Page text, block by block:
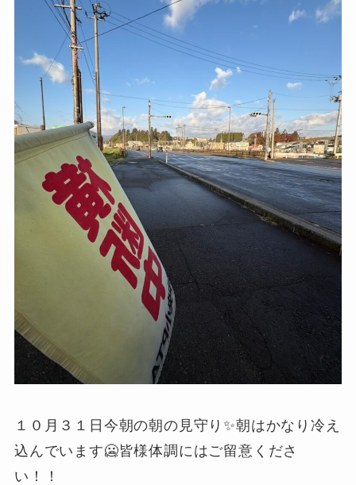
１０月３１日今朝の朝の見守り✨朝はかなり冷え
込んでいます🥶皆様体調にはご留意くださ
い！！